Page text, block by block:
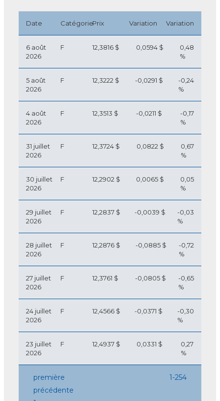
Date CatégoriePrix Variation Variation
6 août
2026
F 12,3816 $ 0,0594 $
0,48
%
5 août
2026
F 12,3222 $ -0,0291 $
-0,24
%
4 août
2026
F 12,3513 $ -0,0211 $
-0,17
%
31 juillet
2026
F 12,3724 $ 0,0822 $
0,67
%
30 juillet
2026
F 12,2902 $ 0,0065 $
0,05
%
29 juillet
2026
F 12,2837 $ -0,0039 $
-0,03
%
28 juillet
2026
F 12,2876 $ -0,0885 $
-0,72
%
27 juillet
2026
F 12,3761 $ -0,0805 $
-0,65
%
24 juillet
2026
F 12,4566 $ -0,0371 $
-0,30
%
23 juillet
2026
F 12,4937 $ 0,0331 $
0,27
%
première
précédente
1-254